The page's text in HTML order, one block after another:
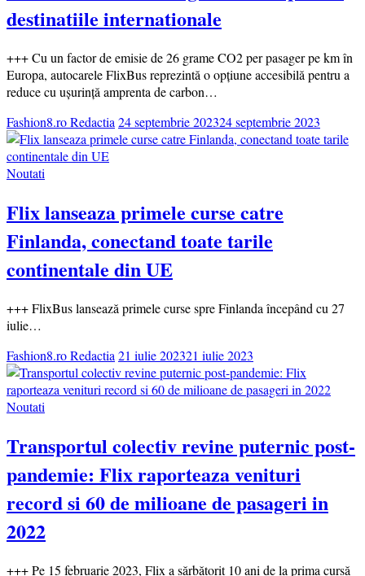
destinatiile internationale
+++ Cu un factor de emisie de 26 grame CO2 per pasager pe km în
Europa, autocarele FlixBus reprezintă o opțiune accesibilă pentru a
reduce cu ușurință amprenta de carbon…
Fashion8.ro Redactia 24 septembrie 202324 septembrie 2023
Noutati
Flix lanseaza primele curse catre
Finlanda, conectand toate tarile
continentale din UE
+++ FlixBus lansează primele curse spre Finlanda începând cu 27
iulie…
Fashion8.ro Redactia 21 iulie 202321 iulie 2023
Noutati
Transportul colectiv revine puternic post-
pandemie: Flix raporteaza venituri
record si 60 de milioane de pasageri in
2022
+++ Pe 15 februarie 2023, Flix a sărbătorit 10 ani de la prima cursă